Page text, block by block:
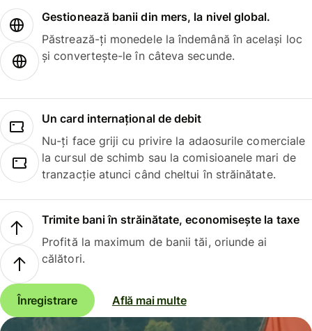
Gestionează banii din mers, la nivel global.
Păstrează-ți monedele la îndemână în același loc
și convertește-le în câteva secunde.
Un card internațional de debit
Nu-ți face griji cu privire la adaosurile comerciale
la cursul de schimb sau la comisioanele mari de
tranzacție atunci când cheltui în străinătate.
Trimite bani în străinătate, economisește la taxe
Profită la maximum de banii tăi, oriunde ai
călători.
Înregistrare Află mai multe